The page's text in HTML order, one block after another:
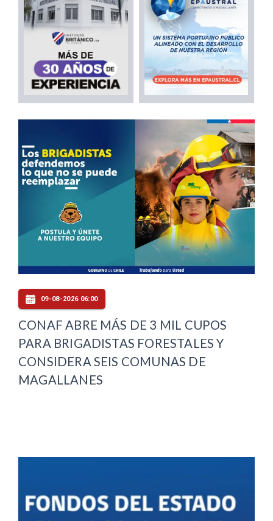
09-08-2026 06:00
CONAF ABRE MÁS DE 3 MIL CUPOS
PARA BRIGADISTAS FORESTALES Y
CONSIDERA SEIS COMUNAS DE
MAGALLANES